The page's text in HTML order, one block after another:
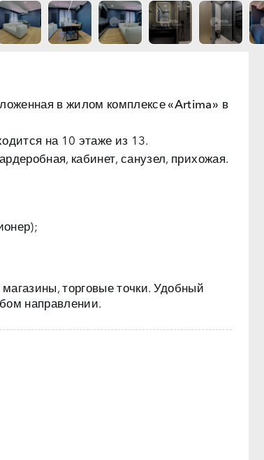
в жилом комплексе «Artima» в
на 10 этаже из 13.
торговые точки. Удобный
направлении.